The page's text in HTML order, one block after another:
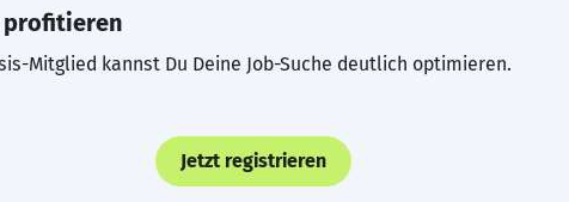
profitieren
Mitglied kannst Du Deine Job-Suche deutlich optimieren.
Jetzt registrieren